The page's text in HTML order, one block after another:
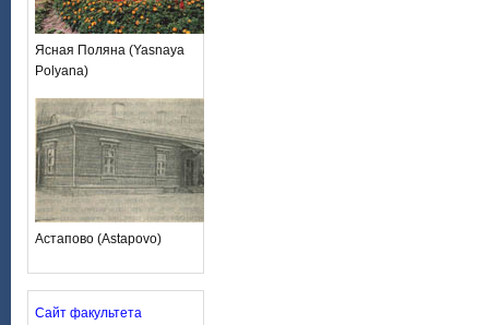
Ясная Поляна (Yasnaya
Polyana)
Астапово (Astapovo)
Сайт факультета